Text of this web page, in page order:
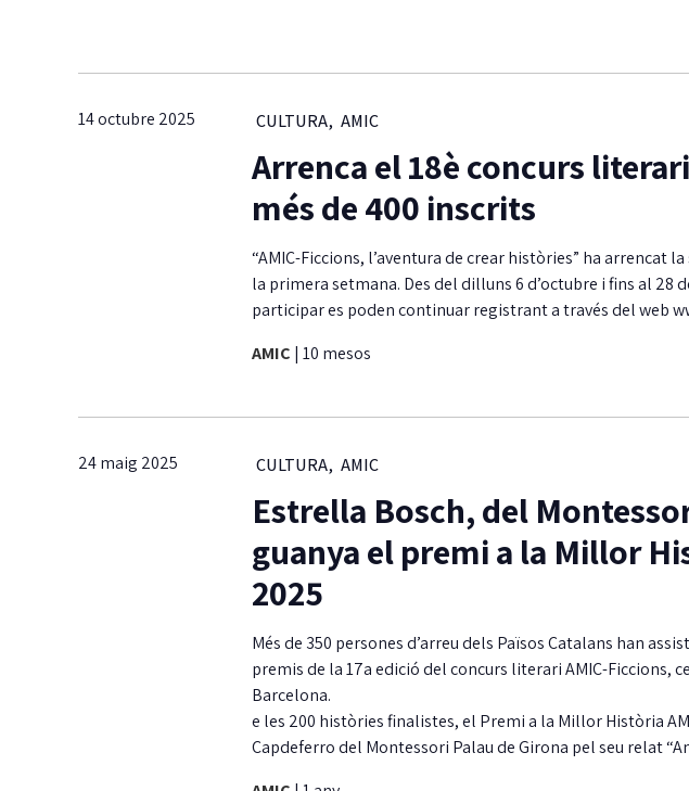
14 octubre 2025 CULTURA, AMIC
Arrenca el 18è concurs
més de 400 inscrits
“AMIC-Ficcions, l’aventura de crear històries” ha arrencat
la primera setmana. Des del dilluns 6 d’octubre i fins al 28
participar es poden continuar registrant a través del web
AMIC | 10 mesos
24 maig 2025 CULTURA, AMIC
Estrella Bosch, del
guanya el premi a la Millor
2025
Més de 350 persones d’arreu dels Països Catalans han
premis de la 17a edició del concurs literari AMIC-Ficcions,
Barcelona.
e les 200 històries finalistes, el Premi a la Millor Història
Capdeferro del Montessori Palau de Girona pel seu relat